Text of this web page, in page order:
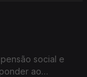
social e
ao